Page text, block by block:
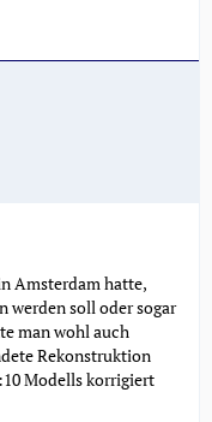
Amsterdam hatte,
werden soll oder sogar
man wohl auch
Rekonstruktion
Modells korrigiert